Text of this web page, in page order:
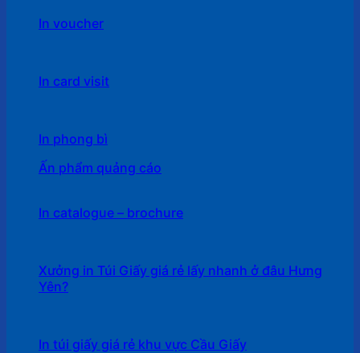
In voucher
In card visit
In phong bì
Ấn phẩm quảng cáo
In catalogue – brochure
Xưởng in Túi Giấy giá rẻ lấy nhanh ở đâu Hưng
Yên?
In túi giấy giá rẻ khu vực Cầu Giấy